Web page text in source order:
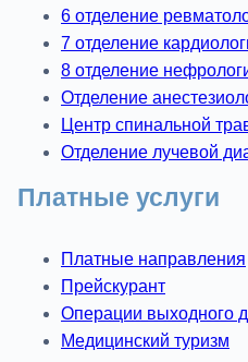
6 отделение
7 отделение
8 отделение
Отделение
Центр спинальной
Отделение лучевой
Платные услуги
Платные направления
Прейскурант
Операции выходного
Медицинский туризм